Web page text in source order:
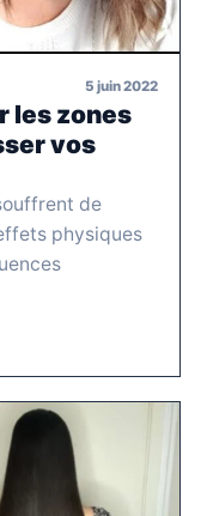
5 juin 2022
les zones
vos
de
physiques